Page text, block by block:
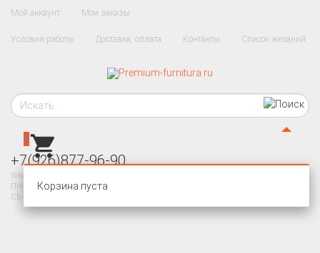
Мой аккаунт Мои заказы
Условия работы Доставка, оплата Контакты Список желаний
+7(926)877-96-90
WhatsApp, Telegram
ПН-ПТ 10-20
СБ-ВС - ВЫХОДНОЙ
0
Корзина пуста